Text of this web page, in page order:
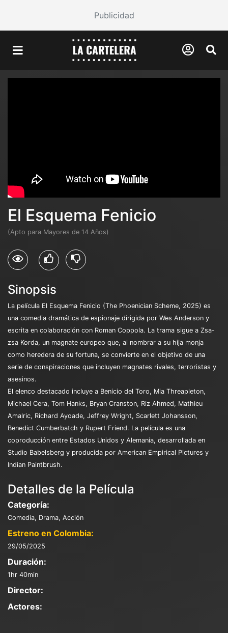
Publicidad
El Esquema Fenicio
(Apto para Mayores de 14 Años)
Sinopsis
La película El Esquema Fenicio (The Phoenician Scheme, 2025) es
una comedia dramática de espionaje dirigida por Wes Anderson y
escrita en colaboración con Roman Coppola. La trama sigue a Zsa-
zsa Korda, un magnate europeo que, al nombrar a su hija monja
como heredera de su fortuna, se convierte en el objetivo de una
serie de conspiraciones que incluyen magnates rivales, terroristas y
asesinos.
El elenco destacado incluye a Benicio del Toro, Mia Threapleton,
Michael Cera, Tom Hanks, Bryan Cranston, Riz Ahmed, Mathieu
Amalric, Richard Ayoade, Jeffrey Wright, Scarlett Johansson,
Benedict Cumberbatch y Rupert Friend. La película es una
coproducción entre Estados Unidos y Alemania, desarrollada en
Studio Babelsberg y producida por American Empirical Pictures y
Indian Paintbrush.
Detalles de la Película
Categoría:
Comedia, Drama, Acción
Estreno en Colombia:
29/05/2025
Duración:
1hr 40min
Director:
Actores: